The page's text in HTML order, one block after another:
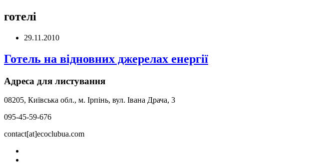
готелі
29.11.2010
Готель на відновних джерелах енергії
Адреса для листування
08205, Київська обл., м. Ірпінь, вул. Івана Драча, 3
095-45-59-676
contact[at]ecoclubua.com